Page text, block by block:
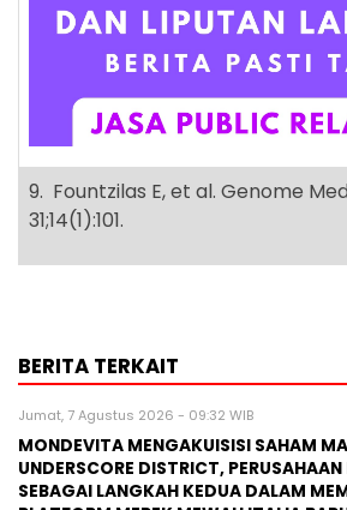
9. Fountzilas E, et al. Genome
31;14(1):101.
BERITA TERKAIT
Jumat, 7 Agustus 2026 - 09:32 WIB
MONDEVITA MENGAKUISISI SAHAM
UNDERSCORE DISTRICT,
SEBAGAI LANGKAH KEDUA DALAM